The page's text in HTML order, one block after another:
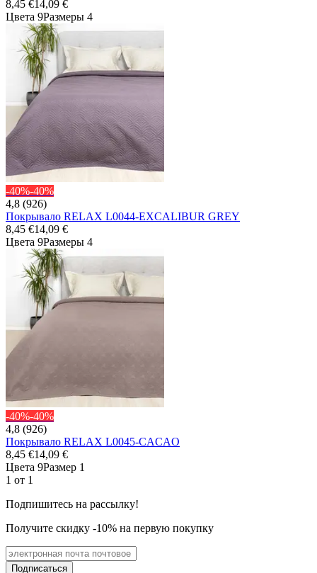
8,45 €14,09 €
Цвета 9Размеры 4
-40%-40%
4,8 (926)
Покрывало RELAX L0044-EXCALIBUR GREY
8,45 €14,09 €
Цвета 9Размеры 4
-40%-40%
4,8 (926)
Покрывало RELAX L0045-CACAO
8,45 €14,09 €
Цвета 9Размер 1
1 от 1
Подпишитесь на рассылку!
Получите скидку -10% на первую покупку
Подписаться